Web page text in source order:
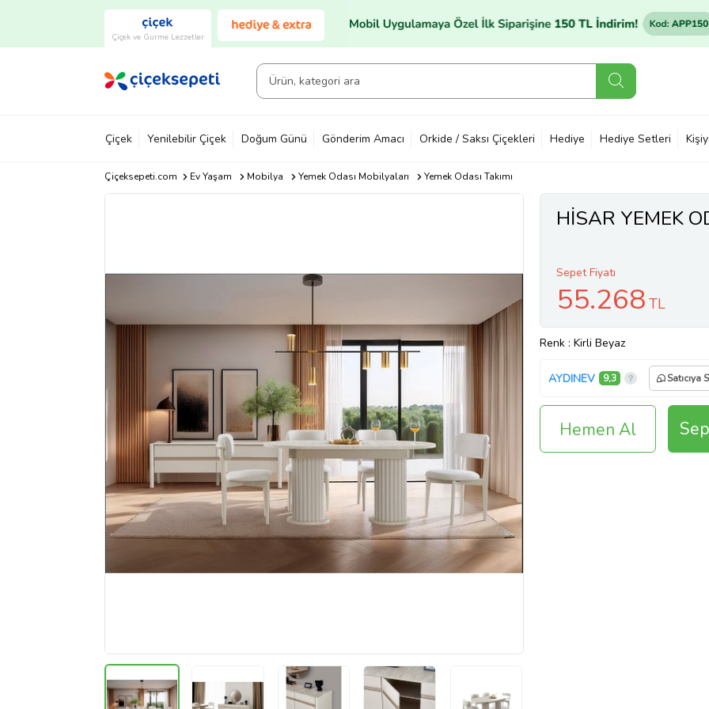
Çiçek ve Gurme Lezzetler
Çiçek Yenilebilir Çiçek Doğum Günü Gönderim Amacı Orkide / Saksı Çiçekleri Hediye Hediye Setleri
Çiçeksepeti.com Ev Yaşam Mobilya Yemek Odası Mobilyaları Yemek Odası Takımı
HİSAR YEMEK
Sepet Fiyatı
55.268 TL
Renk : Kirli Beyaz
AYDINEV 9,3 Satıcıya
Hemen Al